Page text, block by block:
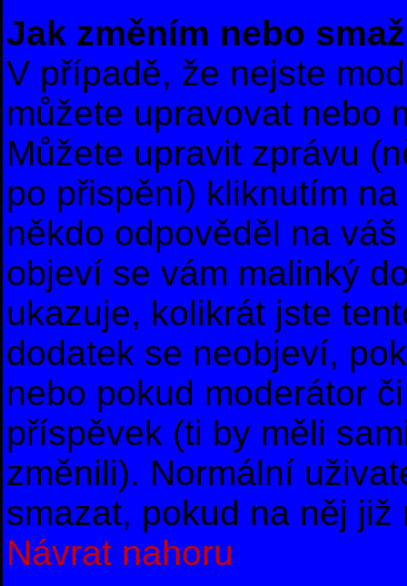
Jak změním nebo
V případě, že nejste
můžete upravovat nebo
Můžete upravit zprávu
po přispění) kliknutím
někdo odpověděl na
objeví se vám malinký
ukazuje, kolikrát jste
dodatek se neobjeví,
nebo pokud moderátor
příspěvek (ti by měli
změnili). Normální
smazat, pokud na něj
Návrat nahoru